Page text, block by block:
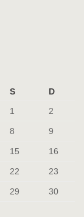
S
D
1
2
8 9
15 16
22 23
29 30